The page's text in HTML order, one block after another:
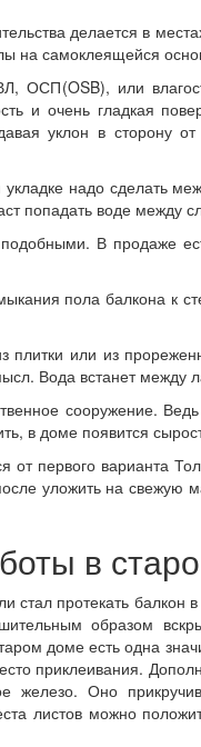
делается в
самоклеящейся
ОСП(OSB), или
и очень гладкая
уклон в сторону
надо сделать
попадать воде
В продаже
пола балкона к
или из
Вода встанет
сооружение.
в доме появится
первого варианта
уложить на
в
стал протекать
образом
доме есть одна
приклеивания.
железо. Оно
листов можно